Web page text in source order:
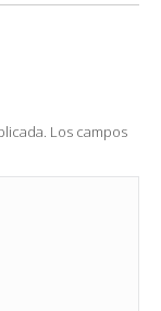
Los campos